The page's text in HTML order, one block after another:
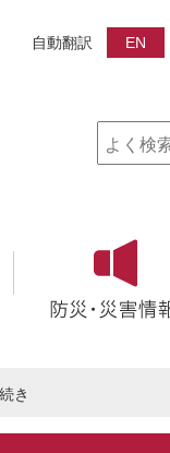
自動翻訳 EN
き